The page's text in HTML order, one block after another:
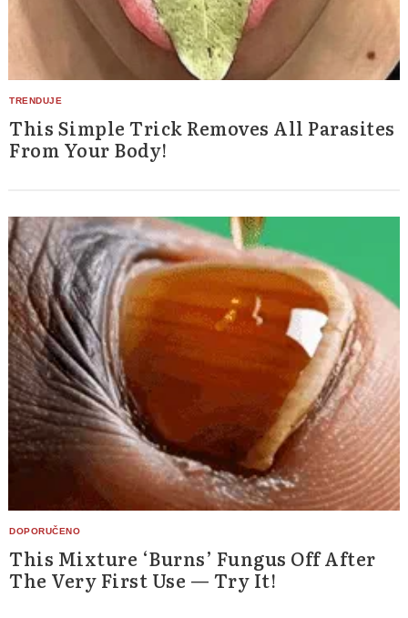
This Simple Trick Removes All Parasites
From Your Body!
This Mixture ‘Burns’ Fungus Off After
The Very First Use — Try It!